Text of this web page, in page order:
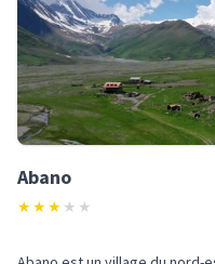
Abano
★★★ ★ ★